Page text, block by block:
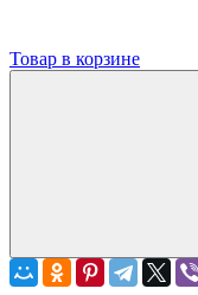
Товар в корзине